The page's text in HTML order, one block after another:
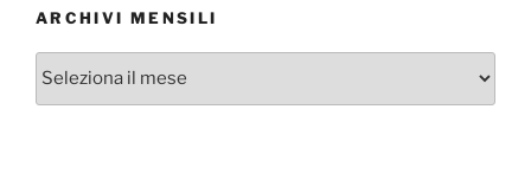
ARCHIVI MENSILI
Archivi